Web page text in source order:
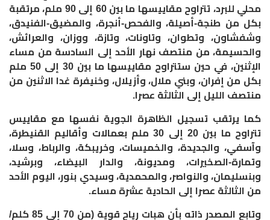
محلي للبرد، تتراوح مقاييسها ما بين 60 إلى 90 ملم، مرتقبة
بكل من طنجة-أصيلة، والفحص-أنجرة، والمضيق-الفنيدق،
وشفشاون، وتطوان، وتاونات، وتازة، ووزان، والعرائش،
والحسيمة، من منتصف نهار الأحد إلى السادسة من مساء
الإثنين، في حين ستتراوح مقاييسها ما بين 30 إلى 50 ملم
بكل من إفران، وبني ملال، وأزيلال، وخنيفرة غدا الاثنين من
منتصف الليل إلى الثالثة عصرا.
كما يرتقب تسجيل الظاهرة الجوية نفسها مع مقاييس
تتراوح ما بين 20 إلى 30 ملم بعمالات وأقاليم القنيطرة،
وآسفي، والجديدة، والخميسات، وخريبكة، والرباط، وسلا،
وتمارة-الصخيرات، ومديونة، والدار البيضاء، وبرشيد،
وبنسليمان، والنواصر، والمحمدية، وسيدي بنور، اليوم الأحد
من الثالثة عصرا إلى الحادية عشرة مساء.
وتابع المصدر ذاته بأن هبات رياح قوية (من 70 إلى 85 كلم/